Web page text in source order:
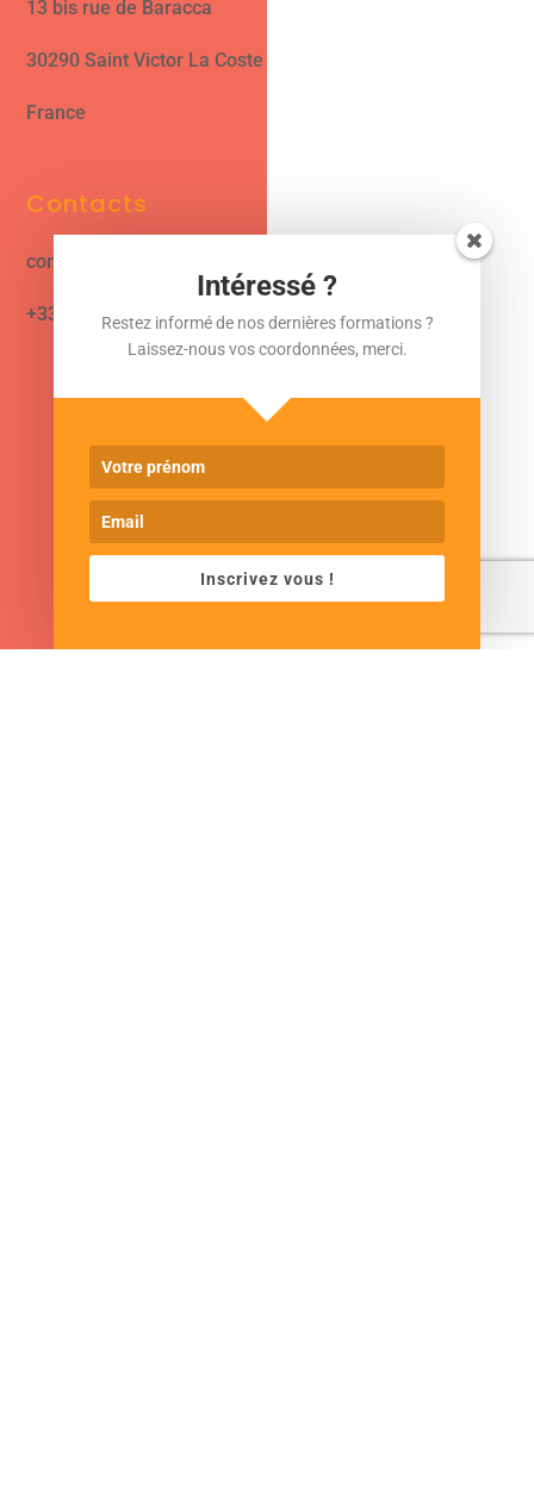
13 bis rue de Baracca
30290 Saint Victor La Coste
France
Contacts
contact@cjformation.com
+33 (0)6.09.08.02.20
Intéressé ?
Restez informé de nos dernières formations ?
Laissez-nous vos coordonnées, merci.
Inscrivez vous !